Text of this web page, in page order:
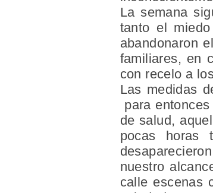
La semana
tanto el
abandonaron
familiares, en
con recelo a
Las medidas
para
de salud,
pocas horas
nuestro
calle escenas